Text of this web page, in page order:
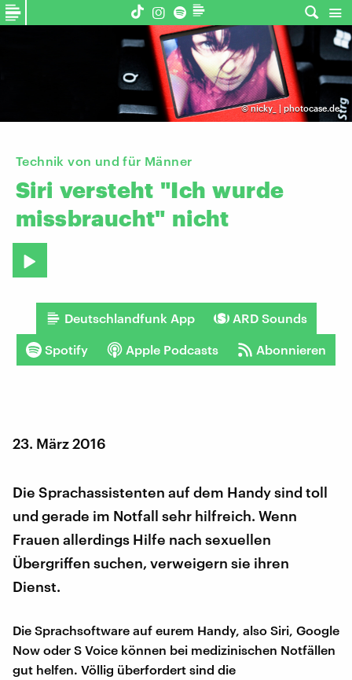
©nicky_ | photocase.de
Technik von und für Männer
Siri versteht "Ich wurde
missbraucht" nicht
Deutschlandfunk App ARD Sounds
Spotify Apple Podcasts Abonnieren
23. März 2016
Die Sprachassistenten auf dem Handy sind toll
und gerade im Notfall sehr hilfreich. Wenn
Frauen allerdings Hilfe nach sexuellen
Übergriffen suchen, verweigern sie ihren
Dienst.
Die Sprachsoftware auf eurem Handy, also Siri, Google
Now oder S Voice können bei medizinischen Notfällen
gut helfen. Völlig überfordert sind die